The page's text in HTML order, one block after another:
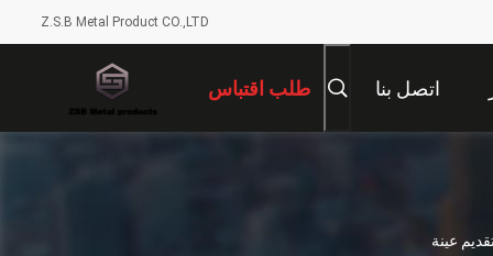
Z.S.B Metal Product CO.,LTD
اتصل بنا طلب اقتباس